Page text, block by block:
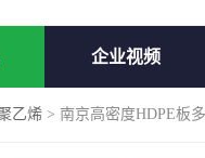
企业视频
乙烯 > 南京高密度HDPE板